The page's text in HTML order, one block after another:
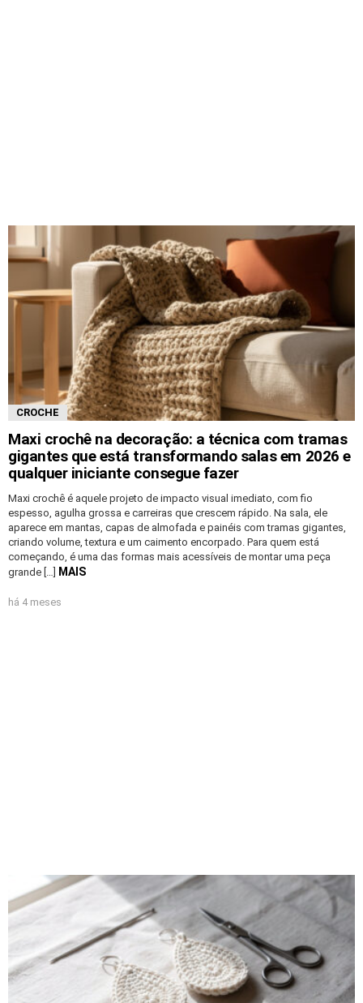
CROCHE
Maxi crochê na decoração: a técnica com tramas
gigantes que está transformando salas em 2026 e
qualquer iniciante consegue fazer
Maxi crochê é aquele projeto de impacto visual imediato, com fio
espesso, agulha grossa e carreiras que crescem rápido. Na sala, ele
aparece em mantas, capas de almofada e painéis com tramas gigantes,
criando volume, textura e um caimento encorpado. Para quem está
começando, é uma das formas mais acessíveis de montar uma peça
grande […]
MAIS
há 4 meses